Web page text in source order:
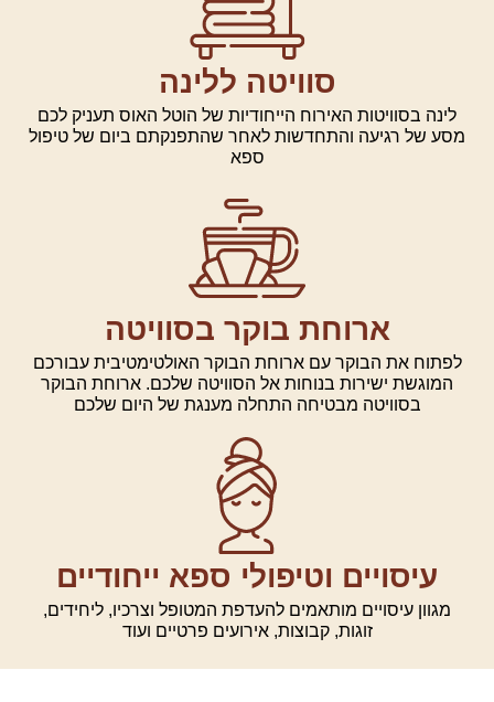
סוויטה ללינה
בסוויטות האירוח הייחודיות של הוטל האוס תעניק לכם
של רגיעה והתחדשות לאחר שהתפנקתם ביום של טיפול
ארוחת בוקר בסוויטה
את הבוקר עם ארוחת הבוקר האולטימטיבית עבורכם
המוגשת ישירות בנוחות אל הסוויטה שלכם. ארוחת הבוקר
בסוויטה מבטיחה התחלה מענגת של היום שלכם
עיסויים וטיפולי ספא ייחודיים
מגוון עיסויים מותאמים להעדפת המטופל וצרכיו, ליחידים,
זוגות, קבוצות, אירועים פרטיים ועוד